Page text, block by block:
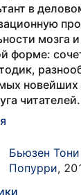
в
мозга
форме:
новейших
читателей.
Бьюзен Тони
Попурри,